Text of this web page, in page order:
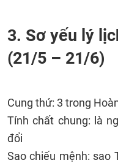
3. Sơ yếu lý
(21/5 – 21/6)
Cung thứ: 3 trong
Tính chất chung: là
đổi
Sao chiếu mệnh: sao